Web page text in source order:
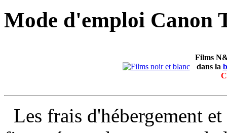
Mode d'emploi Canon
Films
dans la
Les frais d'hébergement